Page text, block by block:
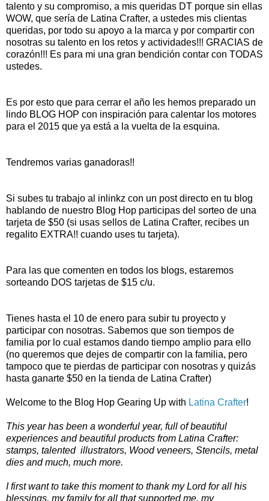
talento y su compromiso, a mis queridas DT porque sin ellas
WOW, que sería de Latina Crafter, a ustedes mis clientas
queridas, por todo su apoyo a la marca y por compartir con
nosotras su talento en los retos y actividades!!! GRACIAS de
corazón!!! Es para mi una gran bendición contar con TODAS
ustedes.
Es por esto que para cerrar el año les hemos preparado un
lindo BLOG HOP con inspiración para calentar los motores
para el 2015 que ya está a la vuelta de la esquina.
Tendremos varias ganadoras!!
Si subes tu trabajo al inlinkz con un post directo en tu blog
hablando de nuestro Blog Hop participas del sorteo de una
tarjeta de $50 (si usas sellos de Latina Crafter, recibes un
regalito EXTRA!! cuando uses tu tarjeta).
Para las que comenten en todos los blogs, estaremos
sorteando DOS tarjetas de $15 c/u.
Tienes hasta el 10 de enero para subir tu proyecto y
participar con nosotras. Sabemos que son tiempos de
familia por lo cual estamos dando tiempo amplio para ello
(no queremos que dejes de compartir con la familia, pero
tampoco que te pierdas de participar con nosotras y quizás
hasta ganarte $50 en la tienda de Latina Crafter)
Welcome to the Blog Hop Gearing Up with Latina Crafter!
This year has been a wonderful year, full ofbeautiful
experiences andbeautiful products from Latina Crafter:
stamps, talented illustrators, Wood veneers, Stencils, metal
dies and much, much more.
I first want to take this moment to thank my Lord for all his
blessings, my family for all that supported me, my